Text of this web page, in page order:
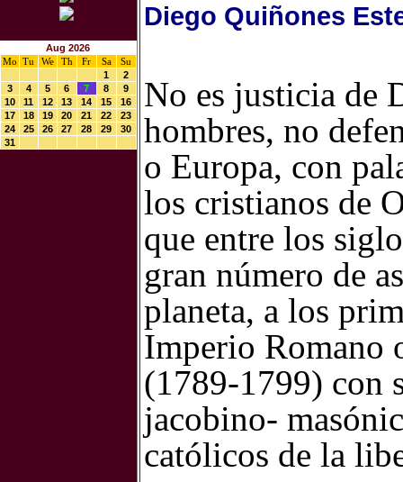
Aug 2026
Mo
Tu We Th Fr Sa
Su
1
2
3
4 5 6 7 8
9
10
11 12 13 14 15
16
17
18 19 20 21 22
23
24
25 26 27 28 29
30
31
Diego Quiñones
No es justicia de
hombres, no
o Europa, con
los cristianos de
que entre los
gran número de
planeta, a los
Imperio Romano
(1789-1799) con
jacobino-
católicos de la